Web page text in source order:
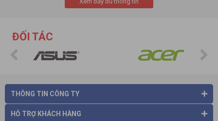
Chúng tôi chuyên cung cấp tất cả
các phụ kiện máy chấm
hãng,khách hàng hoàn toàn có thể yên tâm về chất lượng
sản phẩm và dịch vụ của chúng tôi.
chấm công bao gồm:Đầu đọc phụ, thẻ chấm công, thẻ từ,
adapter, UPS... Chúc bạn chọn được link kiện máy chấm công
ĐỐI TÁC
THÔNG TIN CÔNG TY
HỖ TRỢ KHÁCH HÀNG